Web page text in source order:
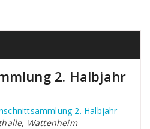
2. Halbjahr
2. Halbjahr
Wattenheim